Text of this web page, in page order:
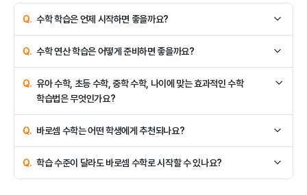
자주 묻는 질문
수학 학습은 언제 시작하면 좋을까요?
바로셈 수학는 유아부터 초등, 중등까지 이어지는 체계적인
맞춘 학습이 가능합니다. 학습 시작 전 진단 테스트를 통해 학습자의
수준과 진도 진입 지점을 확인하여 맞춤 학습이 진행됩니다.
수학 연산 학습은 어떻게 준비하면 좋을까요?
단순히 수를 외워서 계산 연습만 하는 수학이 아닌 수의 개념을
이해하고 연산의 원리를 익히는 것이 중요합니다. 바로셈 수학는 계산
유형 대비 수학 응용력을 높여 줍니다.
유아 수학, 초등 수학, 중학 수학, 나이에 맞는 효과적인 수학
학습법은 무엇인가요?
이용하여 개념 원리를 이해하고 연산 과정에서 '수학은 어렵다'고
바로셈 초등 수학은 교과 개념 이해와 복습과 예습을 병행하며 수학에
대한 자신감을 쌓고 탄탄한 기초 연산 실력을 다지는 것이 중요합니다.
바로셈 수학는 어떤 학생에게 추천되나요?
연산 정확도와 풀이 속도를 개선이 필요한 학생에게 추천됩니다. 특히
학습 수준이 달라도 바로셈 수학로 시작할 수 있나요?